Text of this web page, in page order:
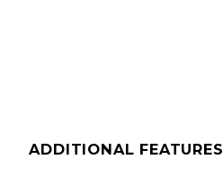
ADDITIONAL FEATURES